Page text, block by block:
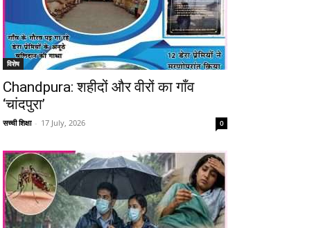
विशेष
Chandpura: शहीदों और वीरों का गाँव
‘चांदपुरा’
सच्ची शिक्षा - 17 July, 2026 0